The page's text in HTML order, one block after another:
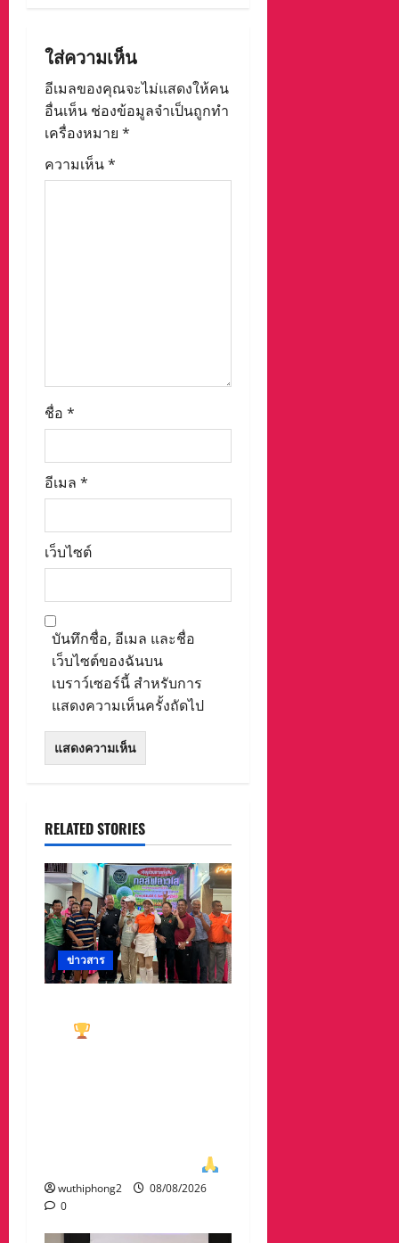
g
a
t
i
ใส่ความเห็น
อีเมลของคุณจะไม่แสดงให้คน
อื่นเห็น ช่องข้อมูลจำเป็นถูกทำ
เครื่องหมาย *
ความเห็น*
ชื่อ *
อีเมล *
เว็บไซต์
บันทึกชื่อ, อีเมล และชื่อ
เว็บไซต์ของฉันบน
เบราว์เซอร์นี้ สำหรับการ
แสดงความเห็นครั้งถัดไป
RELATED STORIES
ข่าวสาร
wuthiphong2
08/08/2026
0